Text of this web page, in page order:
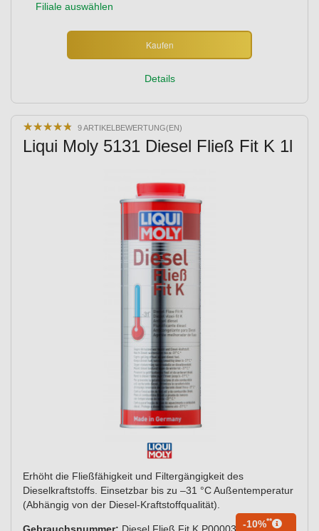
Filiale auswählen
Kaufen
Details
★★★★★
★★★★★ 9 ARTIKELBEWERTUNG(EN)
Liqui Moly 5131 Diesel Fließ Fit K 1l
Erhöht die Fließfähigkeit und Filtergängigkeit des
Dieselkraftstoffs. Einsetzbar bis zu –31 °C Außentemperatur
(Abhängig von der Diesel-Kraftstoffqualität).
-10%**